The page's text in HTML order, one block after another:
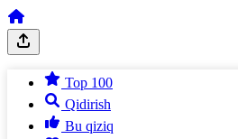
Top 100
Qidirish
Bu qiziq